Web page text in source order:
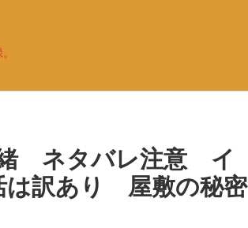
ネタバレ注意 イ
は訳あり 屋敷の秘密